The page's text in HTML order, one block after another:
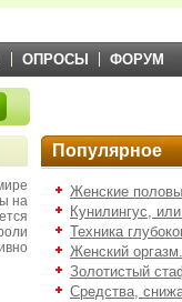
ОПРОСЫ ФОРУМ
на
Популярное
Женские
Кунилингус,
Техника
Женский
Золотистый
Средства,